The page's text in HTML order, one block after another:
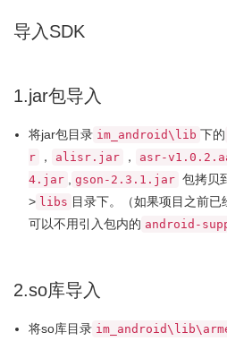
导入SDK
1.jar包导入
将jar包目录 im_android\lib 下的
r
， alisr.jar ， asr-
4.jar
gson-2.3.1.jar 包拷贝
> libs 目录下。（如果项目之前已
可以不用引入包内的 android-
2.so库导入
将so库目录